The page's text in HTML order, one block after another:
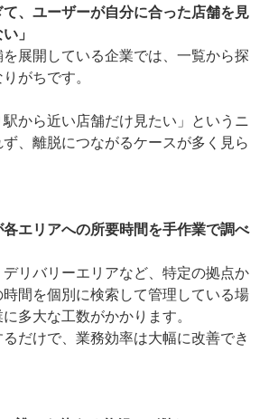
て、ユーザーが自分に合った店舗を見
」
展開している企業では、一覧から探
がちです。
駅から近い店舗だけ見たい」というニ
、離脱につながるケースが多く見ら
各エリアへの所要時間を手作業で調べ
リバリーエリアなど、特定の拠点か
間を個別に検索して管理している場
多大な工数がかかります。
だけで、業務効率は大幅に改善でき